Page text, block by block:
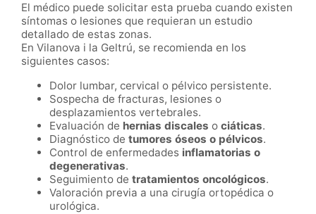
El médico puede solicitar esta prueba cuando existen
síntomas o lesiones que requieran un estudio
detallado de estas zonas.
En Vilanova i la Geltrú, se recomienda en los
siguientes casos:
Dolor lumbar, cervical o pélvico persistente.
Sospecha de fracturas, lesiones o
desplazamientos vertebrales.
Evaluación de hernias discales o ciáticas.
Diagnóstico de tumores óseos o pélvicos.
Control de enfermedades inflamatorias o
degenerativas.
Seguimiento de tratamientos oncológicos.
Valoración previa a una cirugía ortopédica o
urológica.